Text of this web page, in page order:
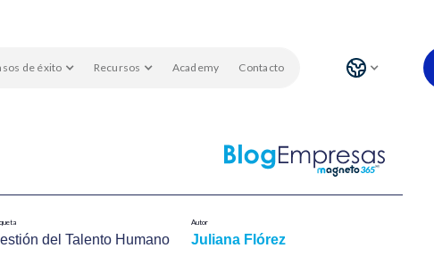
de éxito Recursos Academy Contacto
del Talento Humano​
Autor
Juliana Flórez